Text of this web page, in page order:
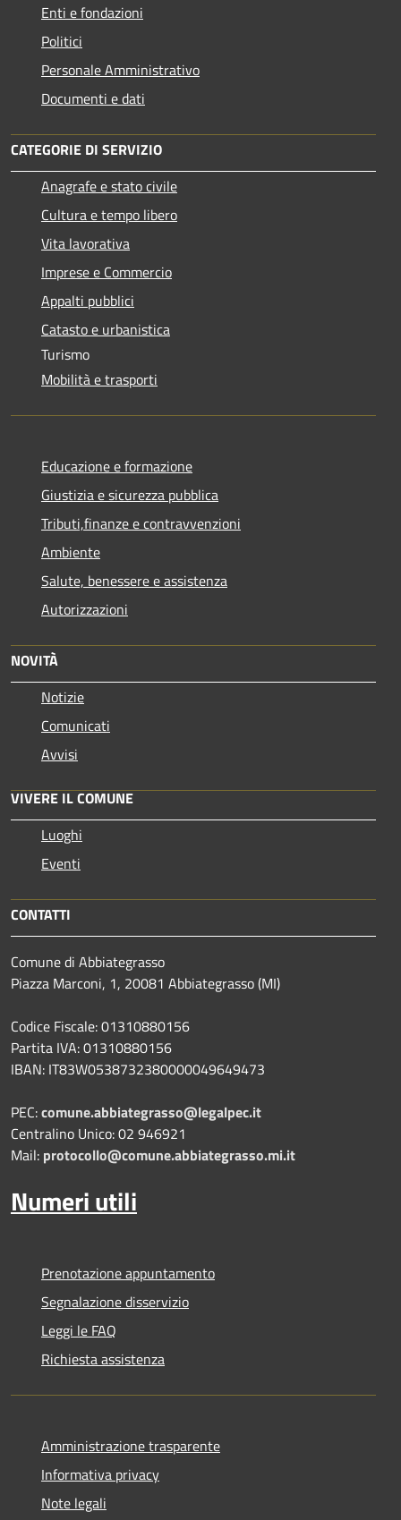
Enti e fondazioni
Politici
Personale Amministrativo
Documenti e dati
CATEGORIE DI SERVIZIO
Anagrafe e stato civile
Cultura e tempo libero
Vita lavorativa
Imprese e Commercio
Appalti pubblici
Catasto e urbanistica
Turismo
Mobilità e trasporti
Educazione e formazione
Giustizia e sicurezza pubblica
Tributi,finanze e contravvenzioni
Ambiente
Salute, benessere e assistenza
Autorizzazioni
NOVITÀ
Notizie
Comunicati
Avvisi
VIVERE IL COMUNE
Luoghi
Eventi
CONTATTI
Comune di Abbiategrasso
Piazza Marconi, 1, 20081 Abbiategrasso (MI)
Codice Fiscale: 01310880156
Partita IVA: 01310880156
IBAN: IT83W0538732380000049649473
PEC:comune.abbiategrasso@legalpec.it
Centralino Unico: 02 946921
Mail: protocollo@comune.abbiategrasso.mi.it
Numeri utili
Prenotazione appuntamento
Segnalazione disservizio
Leggi le FAQ
Richiesta assistenza
Amministrazione trasparente
Informativa privacy
Note legali